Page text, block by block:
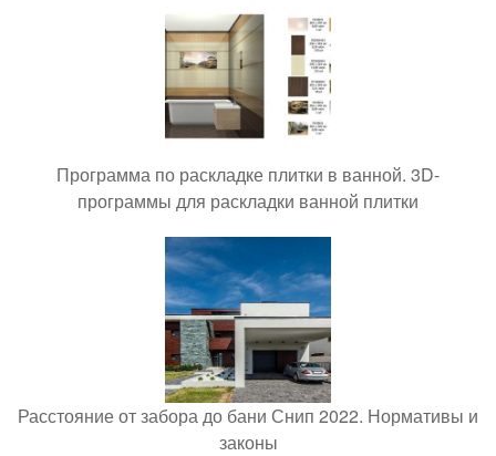
Программа по раскладке плитки в ванной. 3D-
программы для раскладки ванной плитки
Расстояние от забора до бани Снип 2022. Нормативы и
законы